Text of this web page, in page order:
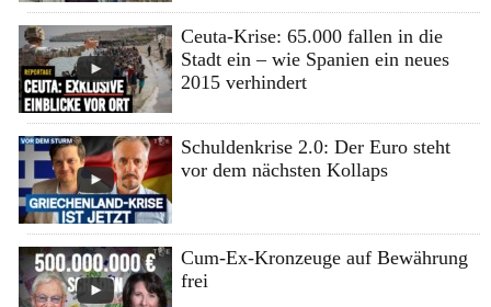
Ceuta-Krise: 65.000 fallen in die
Stadt ein – wie Spanien ein neues
2015 verhindert
Schuldenkrise 2.0: Der Euro steht
vor dem nächsten Kollaps
Cum-Ex-Kronzeuge auf Bewährung
frei